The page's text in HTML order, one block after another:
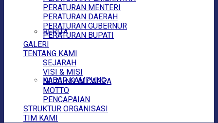
BERITA
KABAR KAMPUNG
PERATURAN MENTERI
PERATURAN DAERAH
PERATURAN GUBERNUR
PERATURAN BUPATI
GALERI
TENTANG KAMI
SEJARAH
VISI & MISI
NILAI-NILAI CAPPA
MOTTO
PENCAPAIAN
STRUKTUR ORGANISASI
TIM KAMI